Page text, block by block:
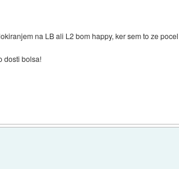
na LB ali L2 bom happy, ker sem to ze
dosti bolsa!